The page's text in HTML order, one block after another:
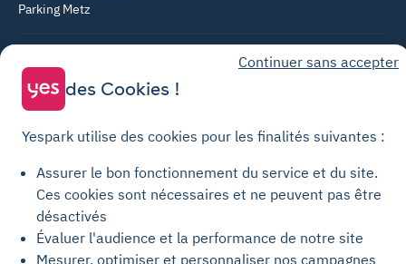
Parking Metz
Yespark SAS, titulaire de la carte pro n°CPI 7501 2017 000 019 582 portant
les mentions "Gestion Immobilière" et "Transaction" délivrée par la CCI de
Paris Île-de-France. © Yespark Tous droits réservés.
Conditions générales d'utilisation
Conditions générales de vente Stationnement
Conditions générales de vente Recharge
Politique relative aux cookies
Continuer sans accepter
des Cookies !
Yespark utilise des cookies pour les finalités suivantes :
Assurer le bon fonctionnement du service et du site.
Ces cookies sont nécessaires et ne peuvent pas être
désactivés
Évaluer l'audience et la performance de notre site
Mesurer, optimiser et personnaliser nos campagnes